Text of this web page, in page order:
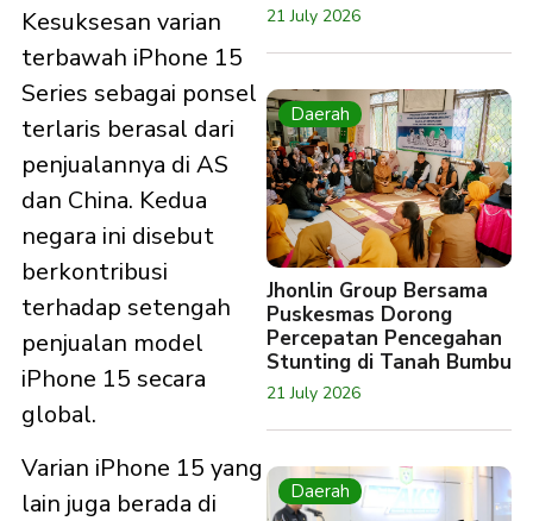
Kesuksesan varian
terbawah iPhone 15
Series sebagai ponsel
terlaris berasal dari
penjualannya di AS
dan China. Kedua
negara ini disebut
berkontribusi
terhadap setengah
penjualan model
iPhone 15 secara
global.
Varian iPhone 15 yang
lain juga berada di
21 July 2026
Daerah
Jhonlin Group Bersama
Puskesmas Dorong
Percepatan Pencegahan
Stunting di Tanah Bumbu
21 July 2026
Daerah